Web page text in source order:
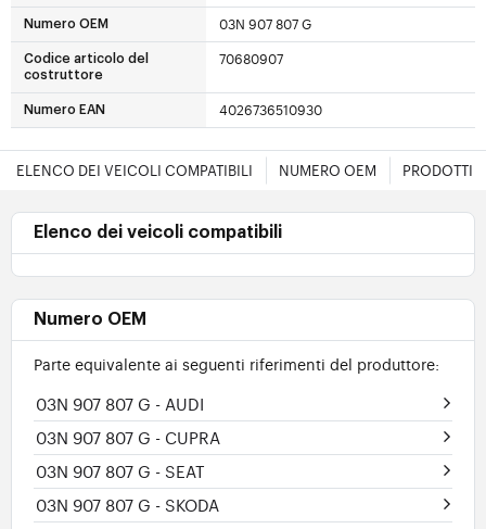
Numero OEM 03N 907 807 G
Codice articolo del
costruttore
70680907
Numero EAN 4026736510930
ELENCO DEI VEICOLI COMPATIBILI NUMERO OEM PRODOTTI
Elenco dei veicoli compatibili
Numero OEM
Parte equivalente ai seguenti riferimenti del produttore:
03N 907 807 G - AUDI
03N 907 807 G - CUPRA
03N 907 807 G - SEAT
03N 907 807 G - SKODA